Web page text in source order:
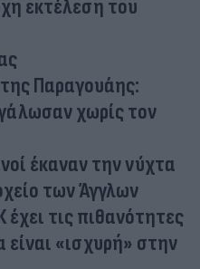
εκτέλεση του
της Παραγουάης:
χωρίς τον
έκαναν την νύχτα
των Άγγλων
έχει τις πιθανότητες
«ισχυρή» στην